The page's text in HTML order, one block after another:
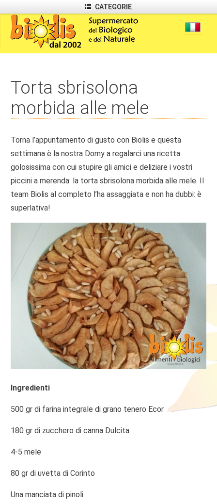
CATEGORIE
Torta sbrisolona
morbida alle mele
Torna l’appuntamento di gusto con Biolis e questa
settimana è la nostra Domy a regalarci una ricetta
golosissima con cui stupire gli amici e deliziare i vostri
piccini a merenda: la torta sbrisolona morbida alle mele. Il
team Biolis al completo l’ha assaggiata e non ha dubbi: è
superlativa!
Ingredienti
500 gr di farina integrale di grano tenero Ecor
180 gr di zucchero di canna Dulcita
4-5 mele
80 gr di uvetta di Corinto
Una manciata di pinoli